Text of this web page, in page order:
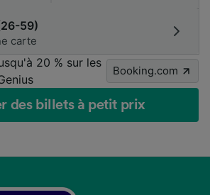
59)
carte
20 % sur les
Booking.com
des billets à petit prix